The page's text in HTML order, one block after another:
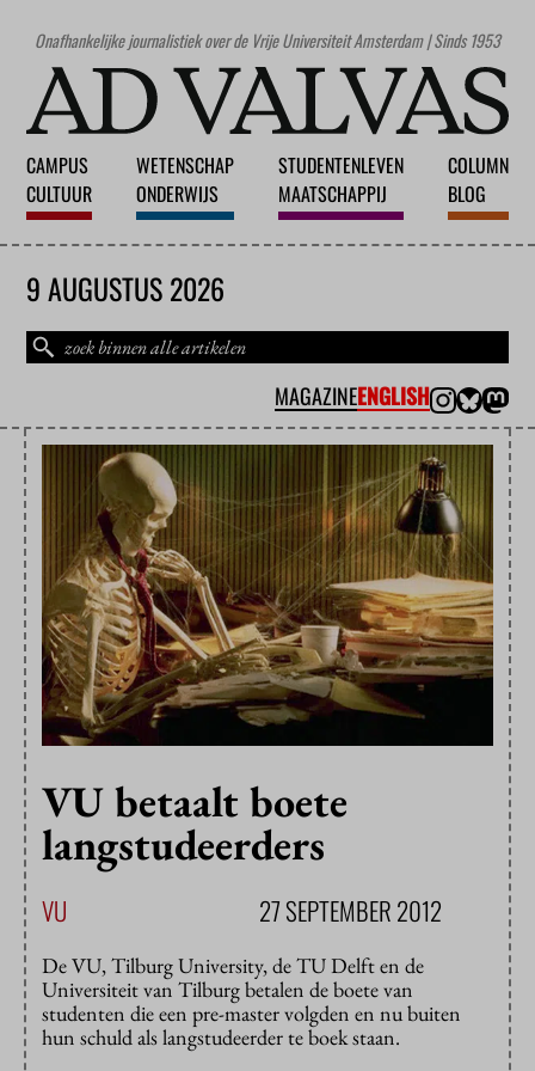
Onafhankelijke journalistiek over de Vrije Universiteit Amsterdam | Sinds 1953
CAMPUS
CULTUUR
WETENSCHAP
ONDERWIJS
STUDENTENLEVEN
MAATSCHAPPIJ
COLUMN
BLOG
9 AUGUSTUS 2026
MAGAZINEENGLISH
VU betaalt boete
langstudeerders
VU 27 SEPTEMBER 2012
De VU, Tilburg University, de TU Delft en de
Universiteit van Tilburg betalen de boete van
studenten die een pre-master volgden en nu buiten
hun schuld als langstudeerder te boek staan.